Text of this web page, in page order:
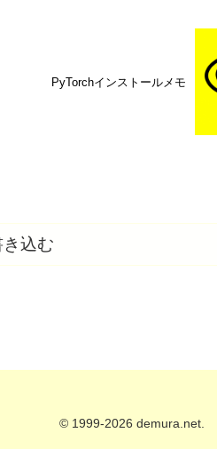
PyTorchインストールメモ
込む
© 1999-2026 demura.net.